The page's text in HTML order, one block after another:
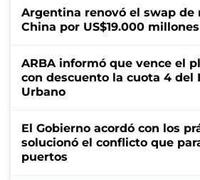
Argentina renovó el swap de
China por US$19.000 millones
ARBA informó que vence el
con descuento la cuota 4 del
Urbano
El Gobierno acordó con los
solucionó el conflicto que
puertos